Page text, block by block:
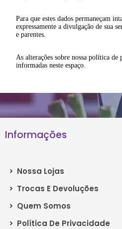
Para que estes dados permaneçam
expressamente a divulgação de sua
e parentes.
As alterações sobre nossa política de
informadas neste espaço.
Informações
> Nossa Lojas
> Trocas E Devoluções
> Quem Somos
> Política De Privacidade